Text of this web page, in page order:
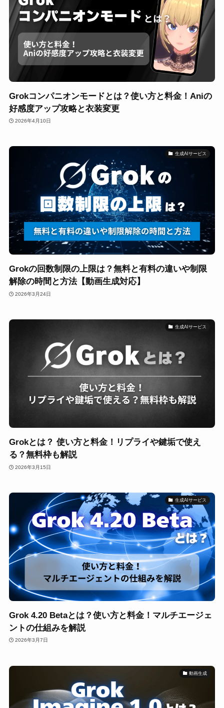
Grokコンパニオンモードとは？使い方と料金！Aniの
好感度アップ攻略と衣装変更
2026年4月10日
生成AIサービス
Grokの回数制限の上限は？無料と有料の違いや制限
解除の時間と方法【動画生成対応】
2026年3月24日
生成AIサービス
Grokとは？ 使い方と料金！リプライや鍵垢で使え
る？無料枠も解説
2026年3月15日
生成AIサービス
Grok 4.20 Betaとは？使い方と料金！マルチエージェ
ントの仕組みを解説
2026年3月7日
動画生成